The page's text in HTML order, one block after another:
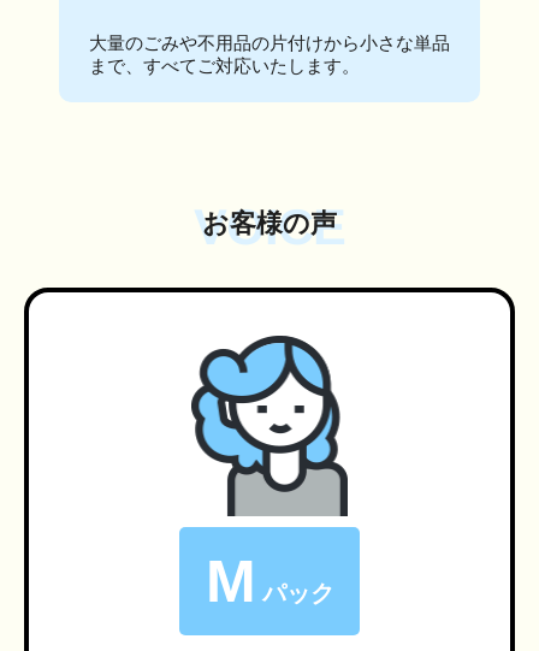
大量のごみや不用品の片付けから小さな単品
まで、すべてご対応いたします。
VOICE
お客様の声
M パック